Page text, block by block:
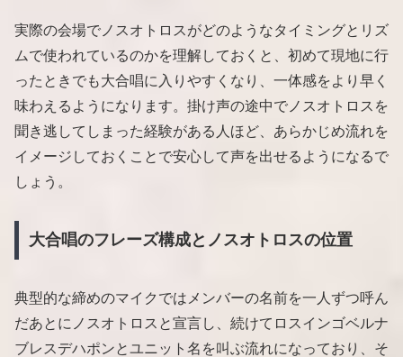
実際の会場でノスオトロスがどのようなタイミングとリズ
ムで使われているのかを理解しておくと、初めて現地に行
ったときでも大合唱に入りやすくなり、一体感をより早く
味わえるようになります。掛け声の途中でノスオトロスを
聞き逃してしまった経験がある人ほど、あらかじめ流れを
イメージしておくことで安心して声を出せるようになるで
しょう。
大合唱のフレーズ構成とノスオトロスの位置
典型的な締めのマイクではメンバーの名前を一人ずつ呼ん
だあとにノスオトロスと宣言し、続けてロスインゴベルナ
ブレスデハポンとユニット名を叫ぶ流れになっており、そ